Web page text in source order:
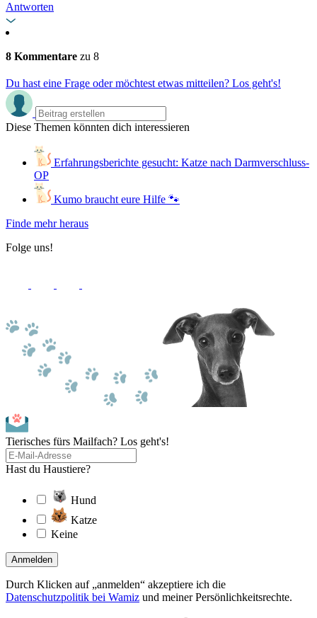
Antworten
8 Kommentare zu 8
Du hast eine Frage oder möchtest etwas mitteilen? Los geht's!
Diese Themen könnten dich interessieren
Erfahrungsberichte gesucht: Katze nach Darmverschluss-
OP
Kumo braucht eure Hilfe 🐾
Finde mehr heraus
Folge uns!
Tierisches fürs Mailfach? Los geht's!
Hast du Haustiere?
Hund
Katze
Keine
Anmelden
Durch Klicken auf „anmelden“ akzeptiere ich die
Datenschutzpolitik bei Wamiz und meiner Persönlichkeitsrechte.